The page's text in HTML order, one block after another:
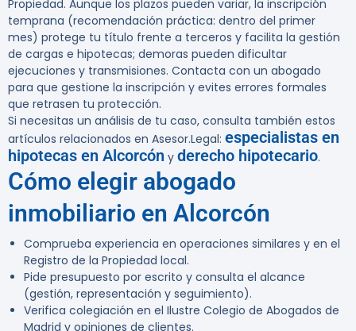
Propiedad. Aunque los plazos pueden variar, la inscripción
temprana (recomendación práctica: dentro del primer
mes) protege tu título frente a terceros y facilita la gestión
de cargas e hipotecas; demoras pueden dificultar
ejecuciones y transmisiones. Contacta con un abogado
para que gestione la inscripción y evites errores formales
que retrasen tu protección.
Si necesitas un análisis de tu caso, consulta también estos
artículos relacionados en Asesor.Legal: especialistas en
hipotecas en Alcorcón y derecho hipotecario.
Cómo elegir abogado
inmobiliario en Alcorcón
Comprueba experiencia en operaciones similares y en el
Registro de la Propiedad local.
Pide presupuesto por escrito y consulta el alcance
(gestión, representación y seguimiento).
Verifica colegiación en el Ilustre Colegio de Abogados de
Madrid y opiniones de clientes.